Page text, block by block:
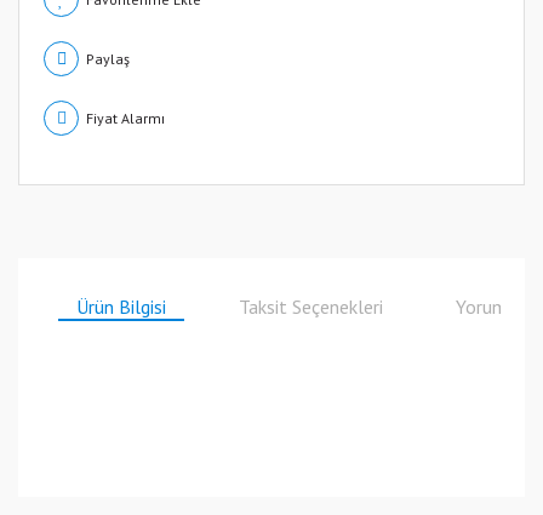
Paylaş
Fiyat Alarmı
Ürün Bilgisi Taksit Seçenekleri Yorumlar